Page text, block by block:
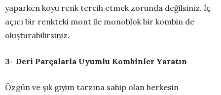
yaparken koyu renk tercih etmek zorunda değilsiniz. İç
açıcı bir renkteki mont ile monoblok bir kombin de
oluşturabilirsiniz.
3- Deri Parçalarla Uyumlu Kombinler Yaratın
Özgün ve şık giyim tarzına sahip olan herkesin